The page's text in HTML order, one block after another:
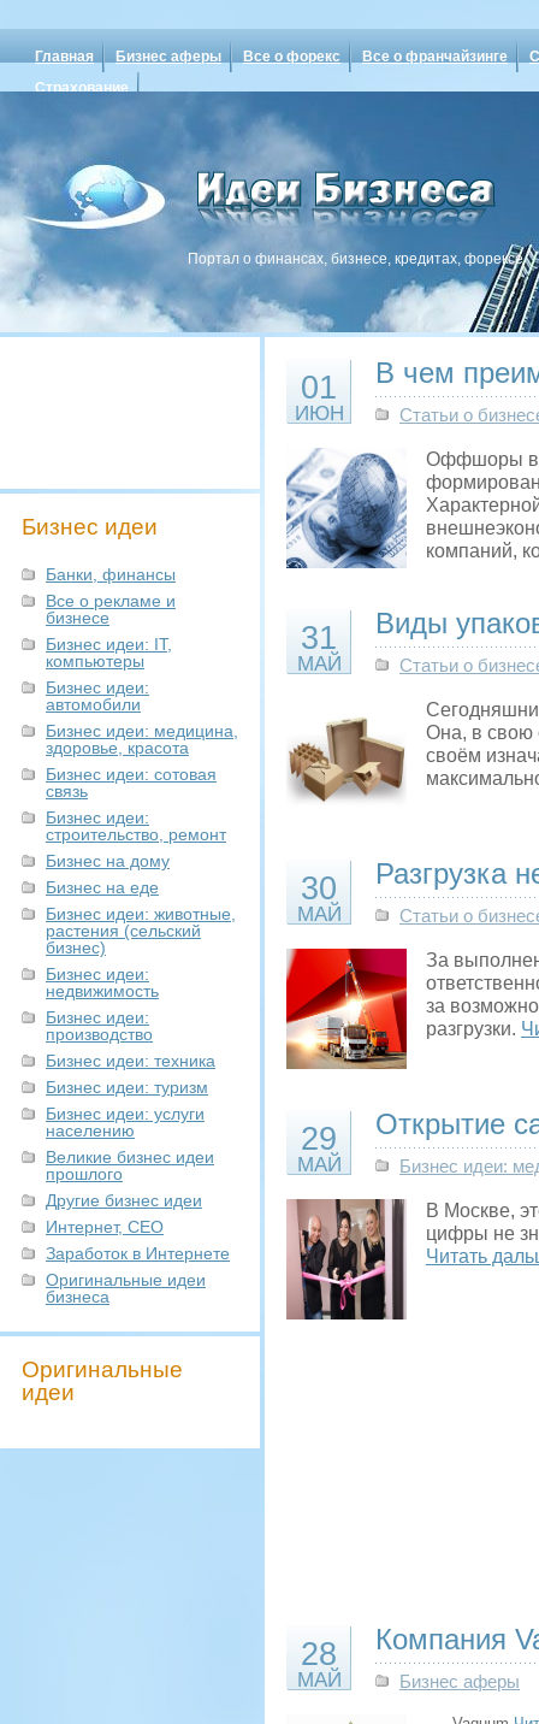
Главная Бизнес аферы Все о форекс Все о франчайзинге
Страхование
Портал о финансах, бизнесе, кредитах, форексе
Бизнес идеи
Банки, финансы
Все о рекламе и
бизнесе
Бизнес идеи: IT,
компьютеры
Бизнес идеи:
автомобили
Бизнес идеи: медицина,
здоровье, красота
Бизнес идеи: сотовая
связь
Бизнес идеи:
строительство, ремонт
Бизнес на дому
Бизнес на еде
Бизнес идеи: животные,
растения (сельский
бизнес)
Бизнес идеи:
недвижимость
Бизнес идеи:
производство
Бизнес идеи: техника
Бизнес идеи: туризм
Бизнес идеи: услуги
населению
Великие бизнес идеи
прошлого
Другие бизнес идеи
Интернет, СЕО
Заработок в Интернете
Оригинальные идеи
бизнеса
Оригинальные
идеи
01
ИЮН
В чем
Статьи о
Оффшоры
компаний,
31
МАЙ
Виды
Статьи о
Она, в свою
своём
30
МАЙ
Разгрузка
Статьи о
За
за
разгрузки.
29
МАЙ
Открытие
Бизнес идеи:
В Москве,
цифры не
Читать
28
МАЙ
Компания
Бизнес аферы